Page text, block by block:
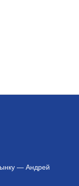
— Андрей